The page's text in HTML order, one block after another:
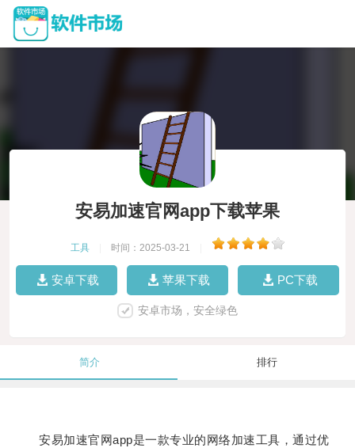
安易加速官网app下载苹果
工具 时间：2025-03-21
安卓下载 苹果下载 PC下载
安卓市场，安全绿色
简介 排行
安易加速官网app是一款专业的网络加速工具，通过优